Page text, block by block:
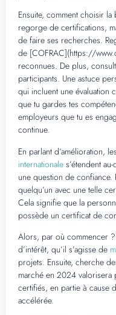
Ensuite, comment choisir
regorge de certifications,
de faire ses recherches.
de [COFRAC](https://
reconnues. De plus,
participants. Une astuce
qui incluent une évaluation
que tu gardes tes
employeurs que tu es
continue.
En parlant d’amélioration,
internationale s’étendent
une question de
quelqu’un avec une telle
Cela signifie que la
possède un certificat de
Alors, par où commencer
d’intérêt, qu’il s’agisse de
projets. Ensuite, cherche
marché en 2024 valorisera
certifiés, en partie à cause
accélérée.